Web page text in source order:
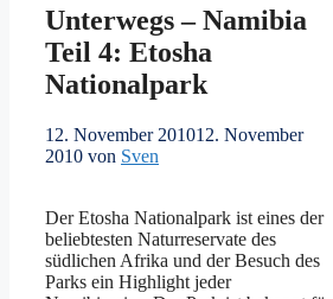
Unterwegs – Namibia
Teil 4: Etosha
Nationalpark
12. November 201012. November
2010 von Sven
Der Etosha Nationalpark ist eines der
beliebtesten Naturreservate des
südlichen Afrika und der Besuch des
Parks ein Highlight jeder